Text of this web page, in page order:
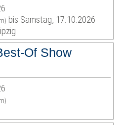
bis Samstag, 17.10.2026
Of Show